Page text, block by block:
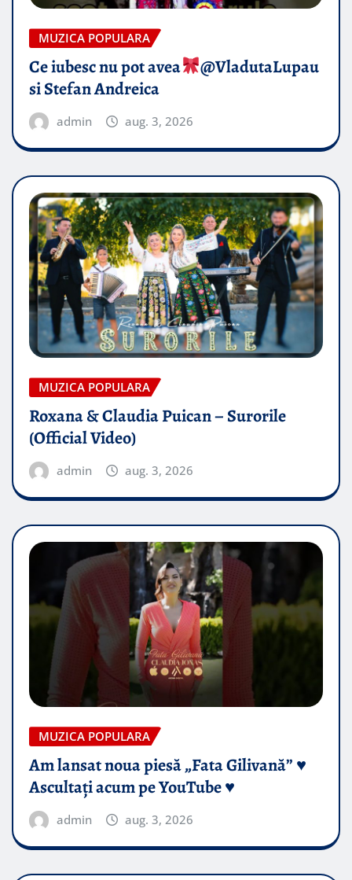
MUZICA POPULARA
Ce iubesc nu pot avea
​@VladutaLupau
si Stefan Andreica
admin aug. 3, 2026
MUZICA POPULARA
Roxana & Claudia Puican – Surorile
(Official Video)
admin aug. 3, 2026
MUZICA POPULARA
Am lansat noua piesă „Fata Gilivană” ♥️
Ascultați acum pe YouTube ♥️
admin aug. 3, 2026